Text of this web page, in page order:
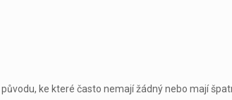
ke které často nemají žádný nebo mají